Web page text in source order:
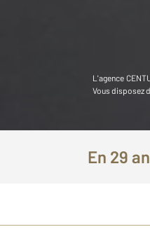
L'agence
Vous disposez
En 29